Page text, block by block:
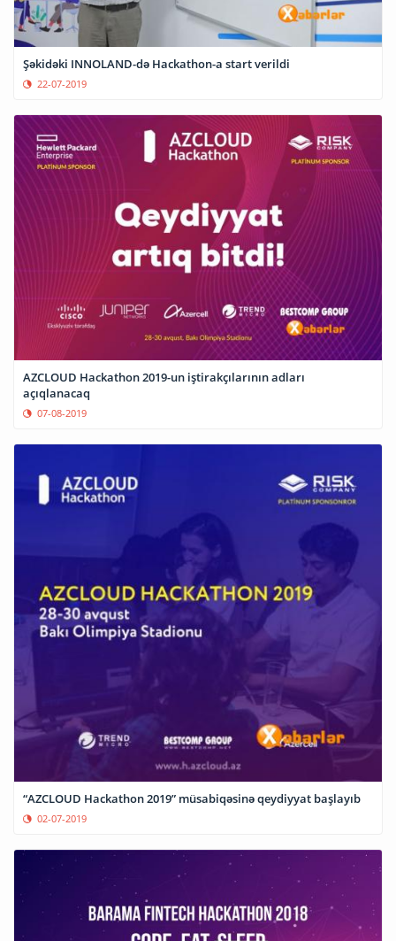
Şəkidəki INNOLAND-də Hackathon-a start verildi
22-07-2019
AZCLOUD Hackathon 2019-un iştirakçılarının adları
açıqlanacaq
07-08-2019
“AZCLOUD Hackathon 2019” müsabiqəsinə qeydiyyat başlayıb
02-07-2019